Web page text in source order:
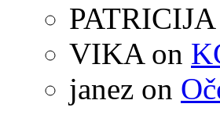
PATRICIJA
VIKAon
janez on